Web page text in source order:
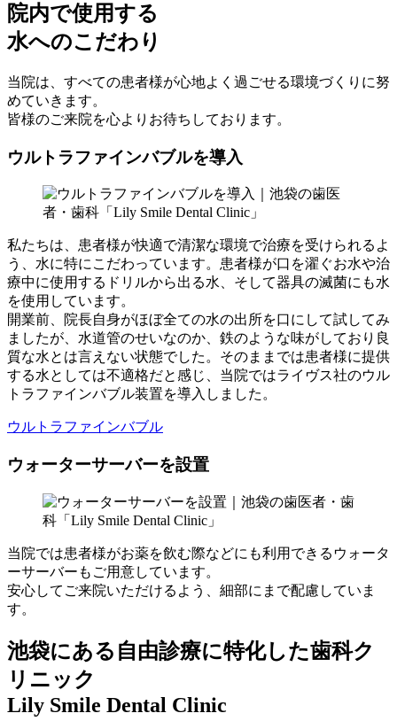
院内で使用する
水へのこだわり
当院は、すべての患者様が心地よく過ごせる環境づくりに努
めていきます。
皆様のご来院を心よりお待ちしております。
ウルトラファインバブルを導入
私たちは、患者様が快適で清潔な環境で治療を受けられるよ
う、水に特にこだわっています。患者様が口を濯ぐお水や治
療中に使用するドリルから出る水、そして器具の滅菌にも水
を使用しています。
開業前、院長自身がほぼ全ての水の出所を口にして試してみ
ましたが、水道管のせいなのか、鉄のような味がしており良
質な水とは言えない状態でした。そのままでは患者様に提供
する水としては不適格だと感じ、当院ではライヴス社のウル
トラファインバブル装置を導入しました。
ウルトラファインバブル
ウォーターサーバーを設置
当院では患者様がお薬を飲む際などにも利用できるウォータ
ーサーバーもご用意しています。
安心してご来院いただけるよう、細部にまで配慮していま
す。
池袋にある自由診療に特化した歯科ク
リニック
Lily Smile Dental Clinic